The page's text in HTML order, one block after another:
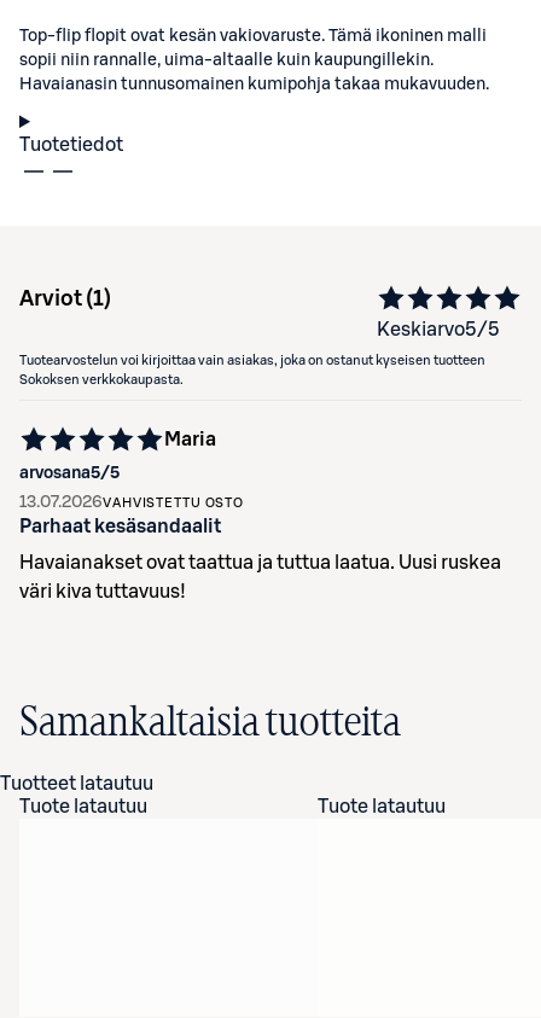
Top-flip flopit ovat kesän vakiovaruste. Tämä ikoninen malli
sopii niin rannalle, uima-altaalle kuin kaupungillekin.
Havaianasin tunnusomainen kumipohja takaa mukavuuden.
Tuotetiedot
Arviot (1)
Keskiarvo5/5
Tuotearvostelun voi kirjoittaa vain asiakas, joka on ostanut kyseisen tuotteen
Sokoksen verkkokaupasta.
arvosana5/5
Maria
13.07.2026VAHVISTETTU OSTO
Parhaat kesäsandaalit
Havaianakset ovat taattua ja tuttua laatua. Uusi ruskea
väri kiva tuttavuus!
Samankaltaisia tuotteita
Tuotteet latautuu
Tuote latautuu
Tuote latautuu